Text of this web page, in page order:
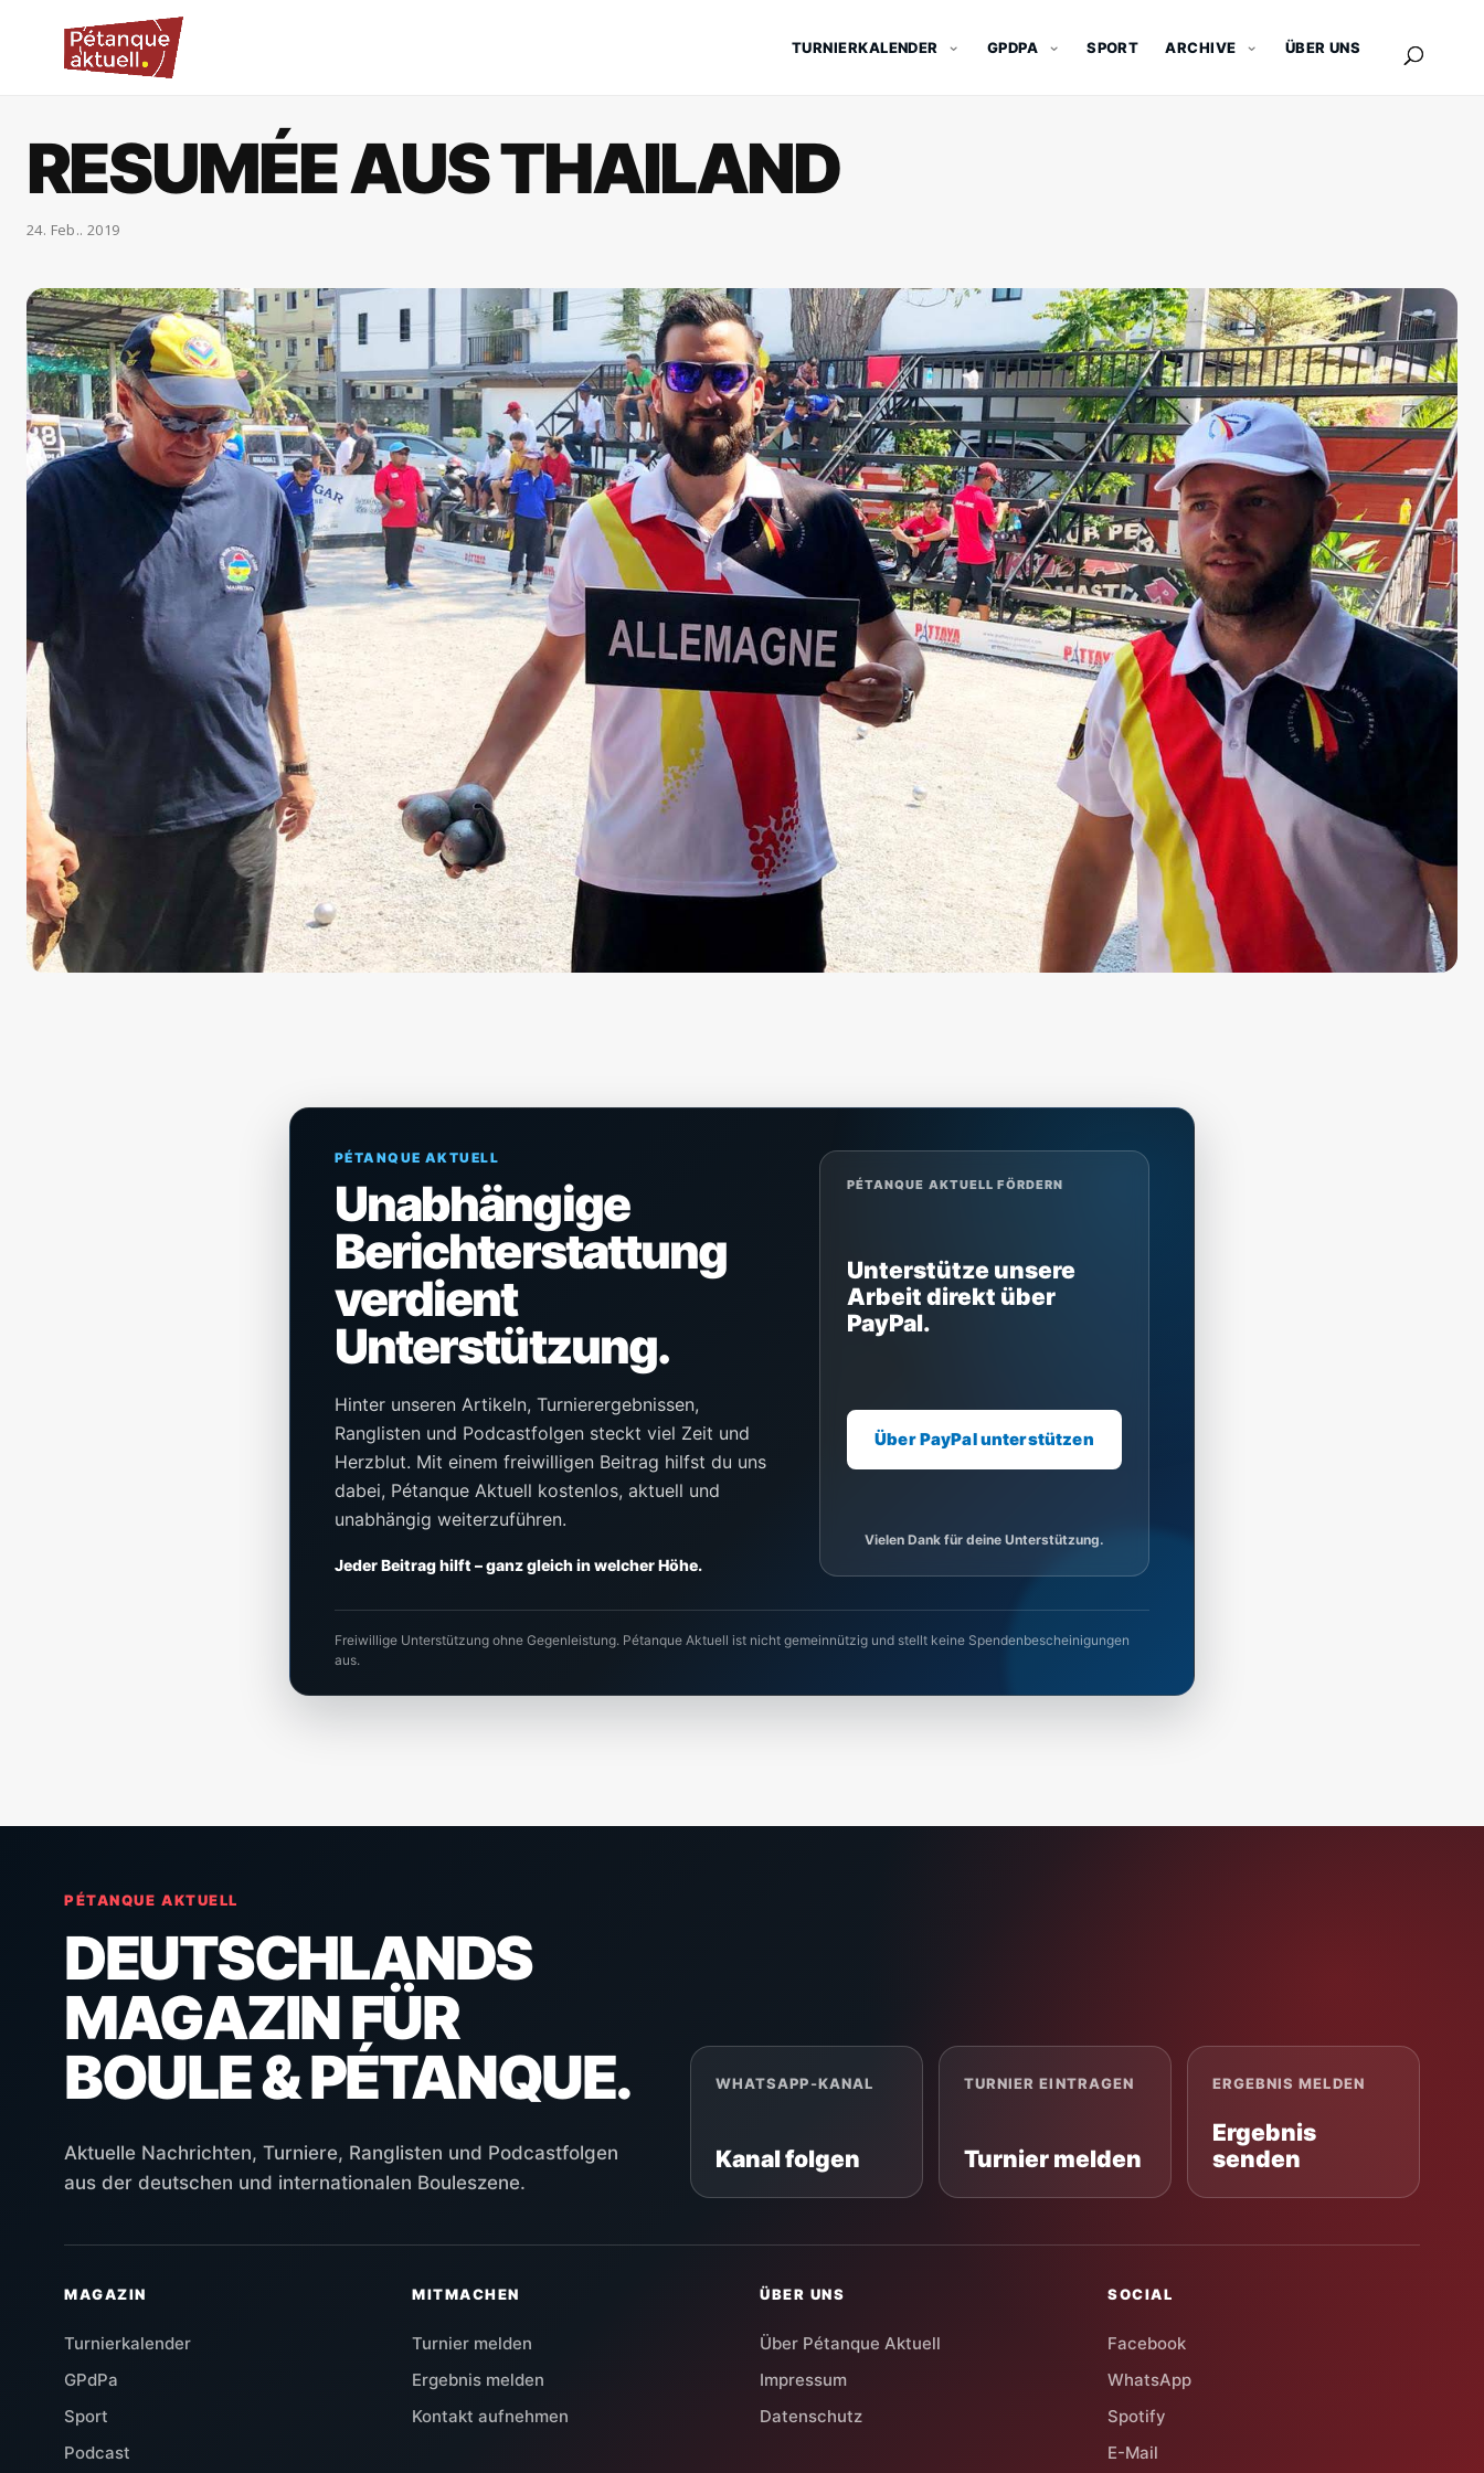
TURNIERKALENDER GPDPA SPORT ARCHIVE ÜBER UNS
RESUMÉE AUS THAILAND
24. Feb.. 2019
PÉTANQUE AKTUELL
Unabhängige
Berichterstattung
verdient
Unterstützung.
Hinter unseren Artikeln, Turnierergebnissen,
Ranglisten und Podcastfolgen steckt viel Zeit und
Herzblut. Mit einem freiwilligen Beitrag hilfst du uns
dabei, Pétanque Aktuell kostenlos, aktuell und
unabhängig weiterzuführen.
Jeder Beitrag hilft – ganz gleich in welcher Höhe.
PÉTANQUE AKTUELL FÖRDERN
Unterstütze unsere
Arbeit direkt über
PayPal.
Über PayPal unterstützen
Vielen Dank für deine Unterstützung.
Freiwillige Unterstützung ohne Gegenleistung. Pétanque Aktuell ist nicht gemeinnützig und stellt keine Spendenbescheinigungen
aus.
PÉTANQUE AKTUELL
DEUTSCHLANDS
MAGAZIN FÜR
BOULE & PÉTANQUE.
Aktuelle Nachrichten, Turniere, Ranglisten und Podcastfolgen
aus der deutschen und internationalen Bouleszene.
WHATSAPP-KANAL
Kanal folgen
TURNIER EINTRAGEN
Turnier melden
ERGEBNIS MELDEN
Ergebnis
senden
MAGAZIN
Turnierkalender
GPdPa
Sport
Podcast
MITMACHEN
Turnier melden
Ergebnis melden
Kontakt aufnehmen
ÜBER UNS
Über Pétanque Aktuell
Impressum
Datenschutz
SOCIAL
Facebook
WhatsApp
Spotify
E-Mail